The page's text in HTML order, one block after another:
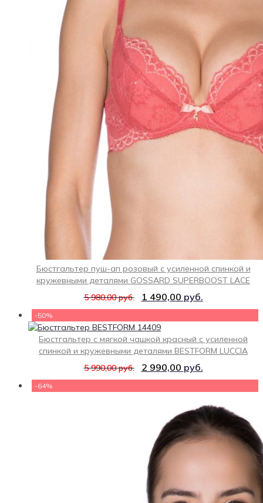
Бюстгальтер пуш-ап розовый с усиленной спинкой и
кружевными деталями GOSSARD SUPERBOOST LACE
5 980,00руб. 1 490,00 руб.
-50%
Бюстгальтер с мягкой чашкой красный с усиленной
спинкой и кружевными деталями BESTFORM LUCCIA
5 990,00руб. 2 990,00 руб.
-64%